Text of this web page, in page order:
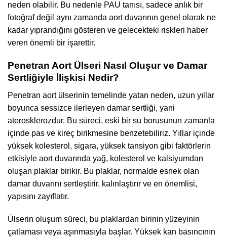
neden olabilir. Bu nedenle PAU tanısı, sadece anlık bir
fotoğraf değil aynı zamanda aort duvarının genel olarak ne
kadar yıprandığını gösteren ve gelecekteki riskleri haber
veren önemli bir işarettir.
Penetran Aort Ülseri Nasıl Oluşur ve Damar
Sertliğiyle İlişkisi Nedir?
Penetran aort ülserinin temelinde yatan neden, uzun yıllar
boyunca sessizce ilerleyen damar sertliği, yani
aterosklerozdur. Bu süreci, eski bir su borusunun zamanla
içinde pas ve kireç birikmesine benzetebiliriz. Yıllar içinde
yüksek kolesterol, sigara, yüksek tansiyon gibi faktörlerin
etkisiyle aort duvarında yağ, kolesterol ve kalsiyumdan
oluşan plaklar birikir. Bu plaklar, normalde esnek olan
damar duvarını sertleştirir, kalınlaştırır ve en önemlisi,
yapısını zayıflatır.
Ülserin oluşum süreci, bu plaklardan birinin yüzeyinin
çatlaması veya aşınmasıyla başlar. Yüksek kan basıncının